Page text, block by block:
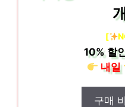
[
10%할
내일
구매